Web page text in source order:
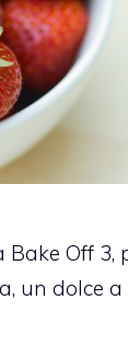
Bake Off 3,
un dolce